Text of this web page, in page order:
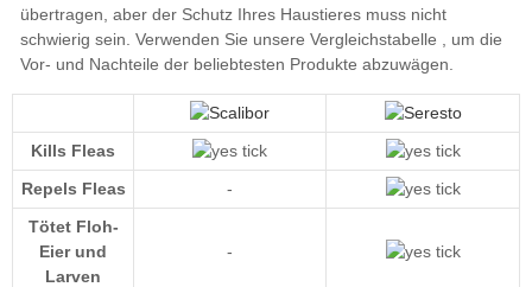
unsere Vergleichstabelle
Kills Fleas
Repels Fleas
-
Tötet Floh-
Eier und
Larven
-